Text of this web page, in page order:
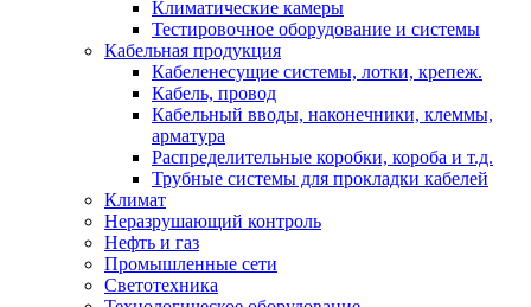
Климатические камеры
Тестировочное оборудование и системы
Кабельная продукция
Кабеленесущие системы, лотки, крепеж.
Кабель, провод
Кабельный вводы, наконечники, клеммы,
арматура
Распределительные коробки, короба и т.д.
Трубные системы для прокладки кабелей
Климат
Неразрушающий контроль
Нефть и газ
Промышленные сети
Светотехника